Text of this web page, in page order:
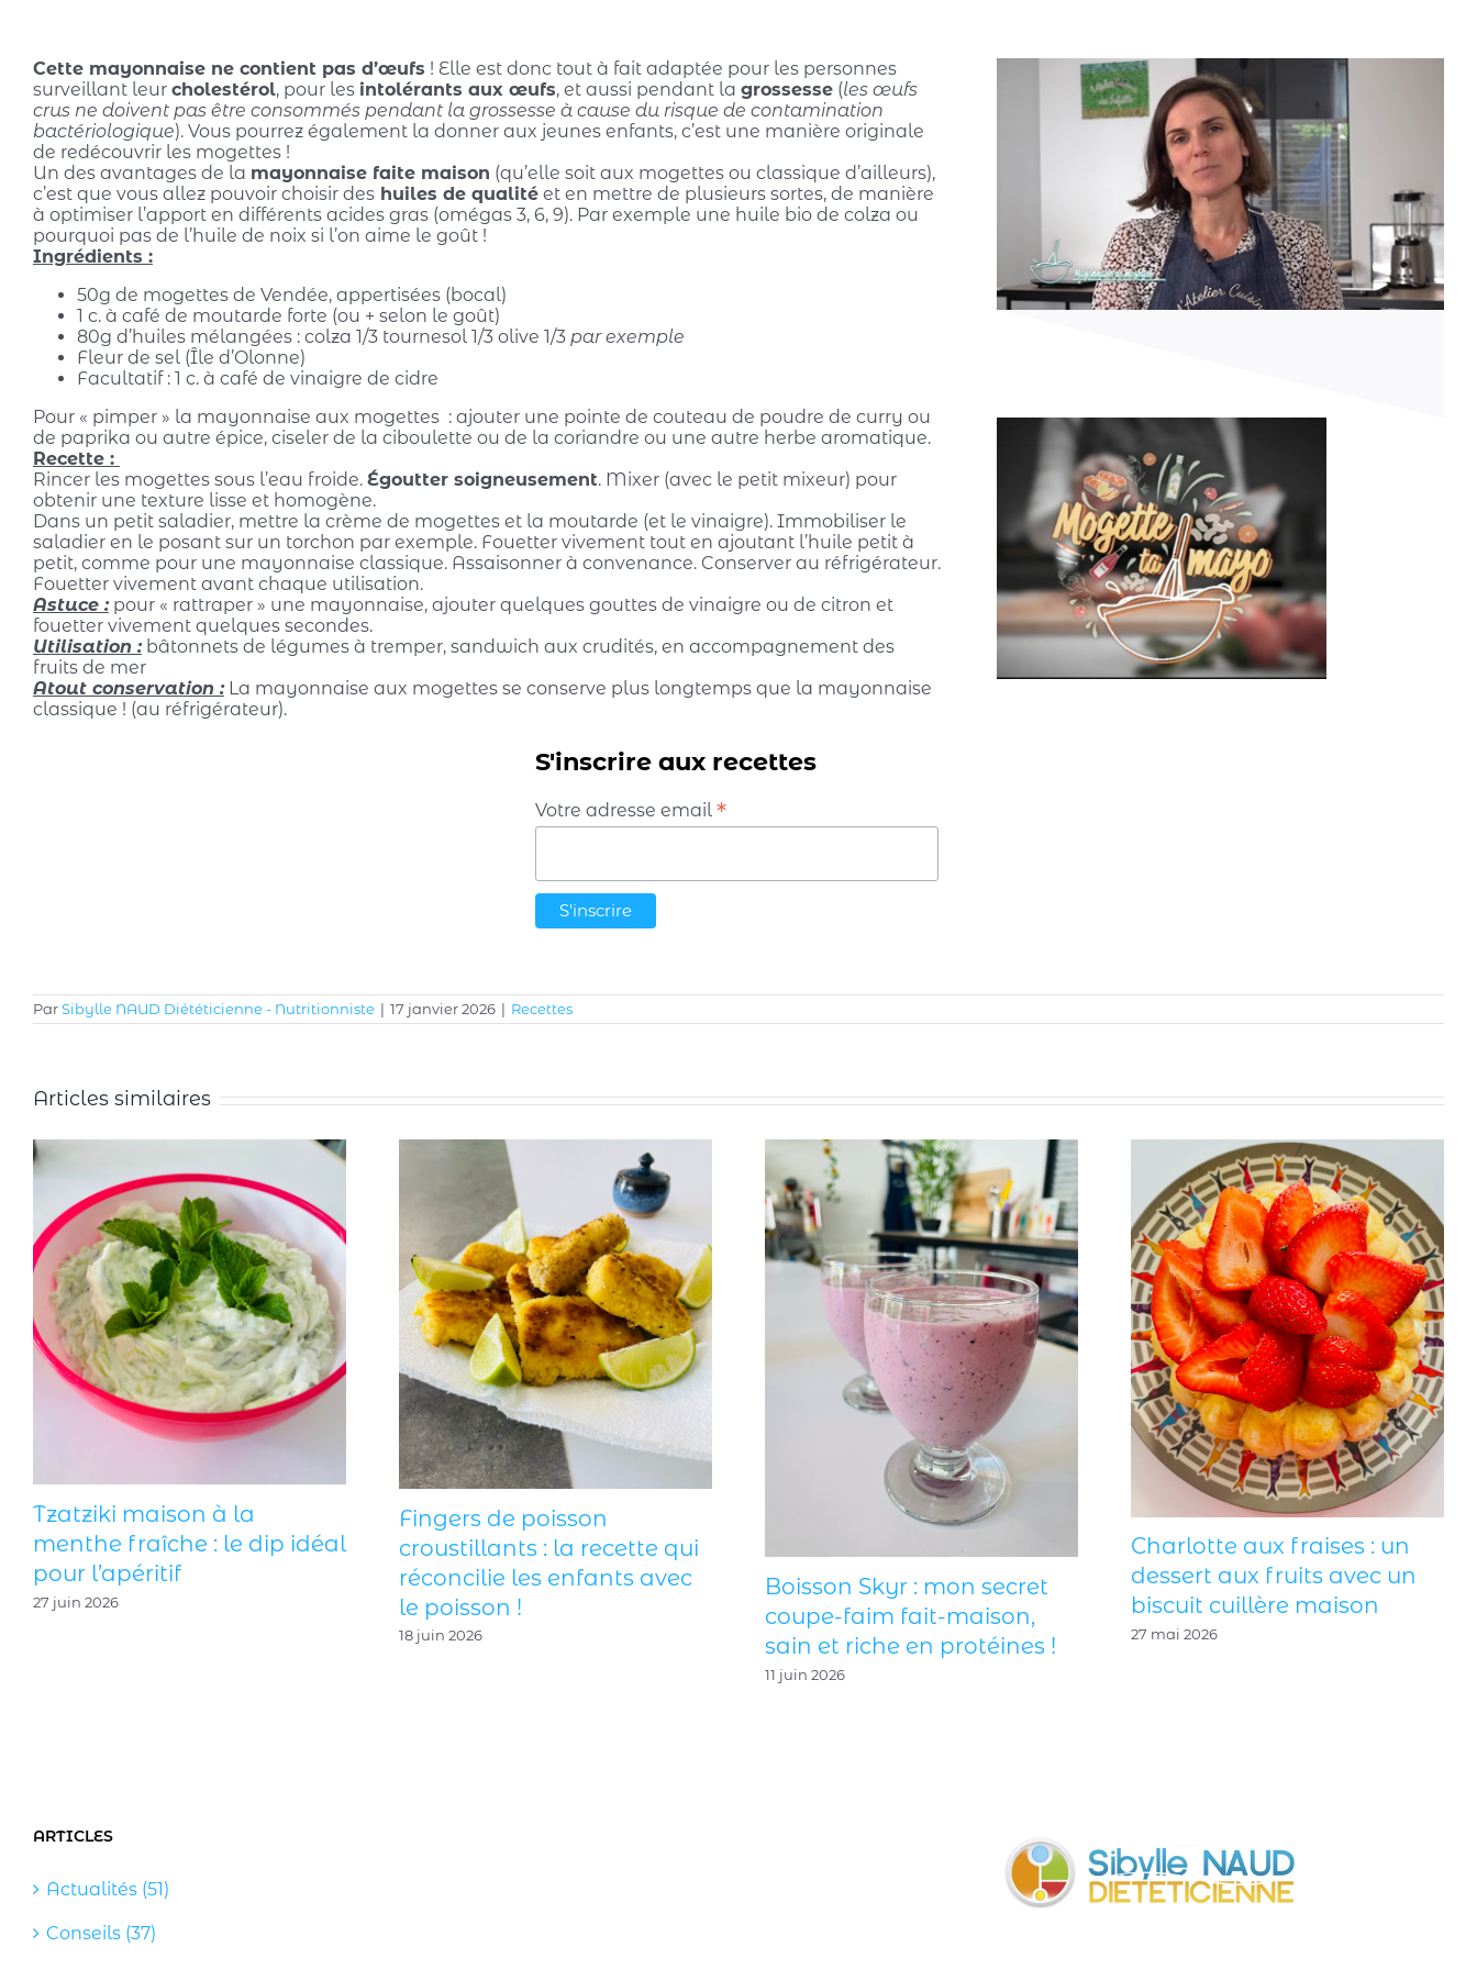
Cette mayonnaise ne contient pas d’œufs ! Elle est donc tout à fait adaptée pour les personnes
surveillant leur cholestérol, pour les intolérants aux œufs, et aussi pendant la grossesse(les œufs
crus ne doivent pas être consommés pendant la grossesse à cause du risque de contamination
bactériologique). Vous pourrez également la donner aux jeunes enfants, c’est une manière originale
de redécouvrir les mogettes !
Un des avantages de la mayonnaise faite maison (qu’elle soit aux mogettes ou classique d’ailleurs),
c’est que vous allez pouvoir choisir deshuiles de qualitéet en mettre de plusieurs sortes, de manière
à optimiser l’apport en différents acides gras (omégas 3, 6, 9). Par exemple une huile bio de colza ou
pourquoi pas de l’huile de noix si l’on aime le goût !
Ingrédients :
50g de mogettes de Vendée, appertisées (bocal)
1 c. à café de moutarde forte (ou + selon le goût)
80g d’huiles mélangées : colza 1/3 tournesol 1/3 olive 1/3 par exemple
Fleur de sel (Île d’Olonne)
Facultatif : 1 c. à café de vinaigre de cidre
Pour « pimper » la mayonnaise aux mogettes : ajouter une pointe de couteau de poudre de curry ou
de paprika ou autre épice, ciseler de la ciboulette ou de la coriandre ou une autre herbe aromatique.
Recette :
Rincer les mogettes sous l’eau froide. Égoutter soigneusement. Mixer (avec le petit mixeur) pour
obtenir une texture lisse et homogène.
Dans un petit saladier, mettre la crème de mogettes et la moutarde (et le vinaigre). Immobiliser le
saladier en le posant sur un torchon par exemple. Fouetter vivement tout en ajoutant l’huile petit à
petit, comme pour une mayonnaise classique. Assaisonner à convenance. Conserver au réfrigérateur.
Fouetter vivement avant chaque utilisation.
Astuce :pour « rattraper » une mayonnaise, ajouter quelques gouttes de vinaigre ou de citron et
fouetter vivement quelques secondes.
Utilisation :bâtonnets de légumes à tremper, sandwich aux crudités, en accompagnement des
fruits de mer
Atout conservation :La mayonnaise aux mogettes se conserve plus longtemps que la mayonnaise
classique ! (au réfrigérateur).
S'inscrire aux recettes
Votre adresse email *
ParSibylle NAUD Diététicienne - Nutritionniste | 17 janvier 2026 | Recettes
Articles similaires
Tzatziki maison à la
menthe fraîche : le dip idéal
pour l’apéritif
27 juin 2026
Fingers de poisson
croustillants : la recette qui
réconcilie les enfants avec
le poisson !
18 juin 2026
Boisson Skyr : mon secret
coupe-faim fait-maison,
sain et riche en protéines !
11 juin 2026
Charlotte aux fraises : un
dessert aux fruits avec un
biscuit cuillère maison
27 mai 2026
ARTICLES
Actualités (51)
Conseils (37)